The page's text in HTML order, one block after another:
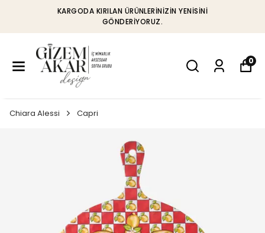
KARGODA KIRILAN ÜRÜNLERINIZIN YENISINI
GÖNDERIYORUZ.
0
Chiara Alessi Capri